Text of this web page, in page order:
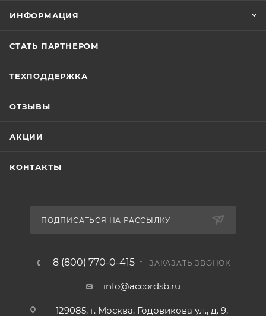
ИНФОРМАЦИЯ
СТАТЬ ПАРТНЕРОМ
ТЕХПОДДЕРЖКА
ОТЗЫВЫ
АКЦИИ
КОНТАКТЫ
ПОДПИСАТЬСЯ НА РАССЫЛКУ
8 (800) 770-0-415 ЗАКАЗАТЬ ЗВОНОК
info@accordsb.ru
129085, г. Москва, Годовикова ул., д. 9,